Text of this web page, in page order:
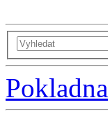
Pokladna